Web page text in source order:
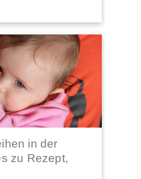
in der
zu Rezept,